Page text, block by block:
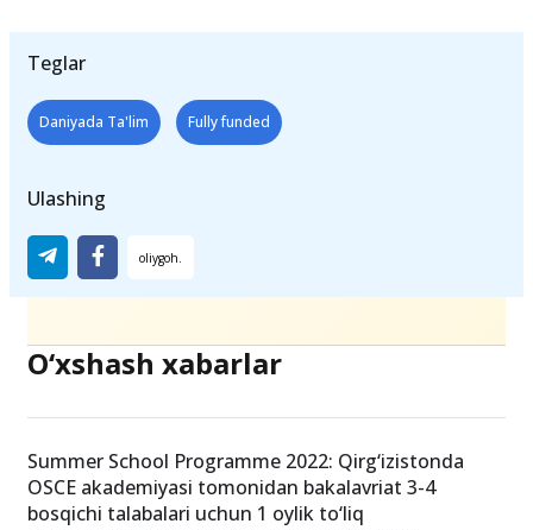
Teglar
Daniyada Ta'lim Fully funded
Ulashing
O‘xshash xabarlar
Summer School Programme 2022: Qirg‘izistonda
OSCE akademiyasi tomonidan bakalavriat 3-4
bosqichi talabalari uchun 1 oylik to‘liq